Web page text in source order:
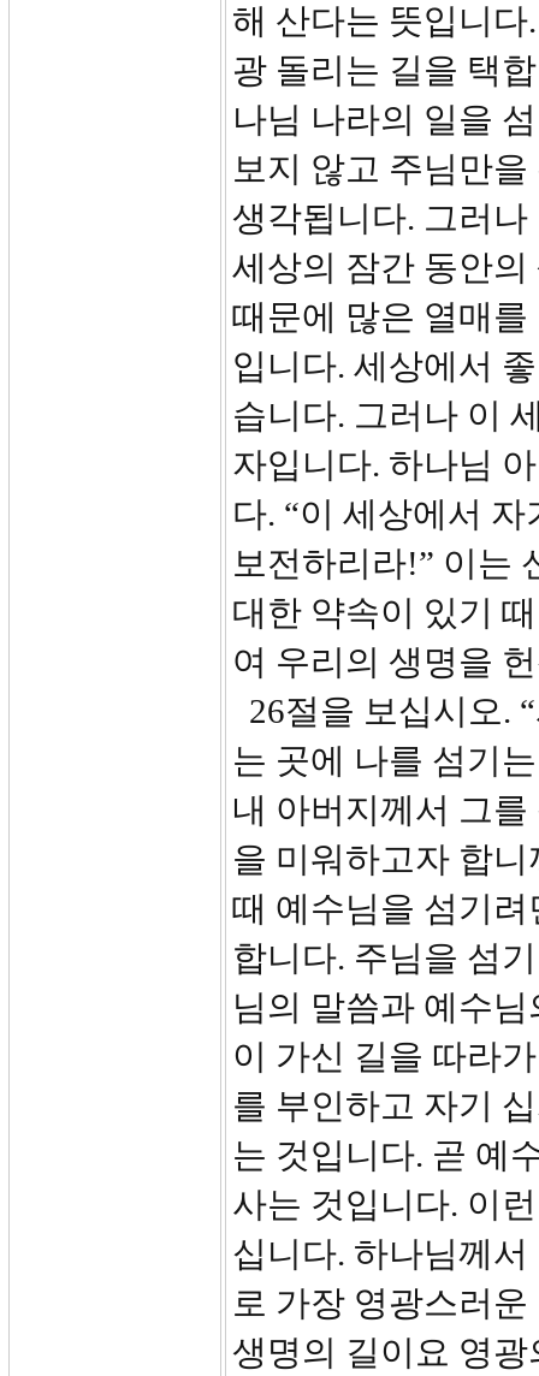
해 산다는 뜻입니
광 돌리는 길을 택
나님 나라의 일을
보지 않고 주님만
생각됩니다. 그러
세상의 잠간 동안
때문에 많은 열매
입니다. 세상에서
습니다. 그러나 이
자입니다. 하나님
다. “이 세상에서
보전하리라!” 이는
대한 약속이 있기
여 우리의 생명을
26절을 보십시오.
는 곳에 나를 섬기
내 아버지께서 그
을 미워하고자 합
때 예수님을 섬기
합니다. 주님을 섬
님의 말씀과 예수
이 가신 길을 따라
를 부인하고 자기
는 것입니다. 곧 예
사는 것입니다. 이
십니다. 하나님께
로 가장 영광스러
생명의 길이요 영